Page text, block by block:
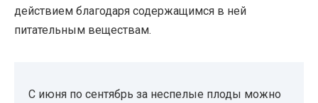
действием благодаря содержащимся в ней
питательным веществам.
С июня по сентябрь за неспелые плоды можно